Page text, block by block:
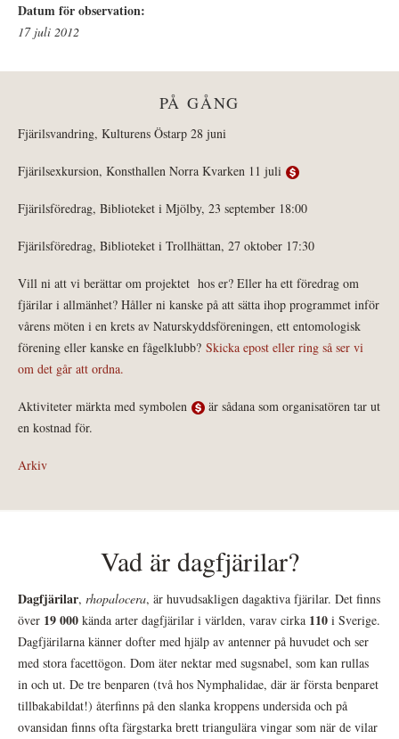
Datum för observation:
17 juli 2012
PÅ GÅNG
Fjärilsvandring, Kulturens Östarp 28 juni
Fjärilsexkursion, Konsthallen Norra Kvarken 11 juli
Fjärilsföredrag, Biblioteket i Mjölby, 23 september 18:00
Fjärilsföredrag, Biblioteket i Trollhättan, 27 oktober 17:30
Vill ni att vi berättar om projektet hos er? Eller ha ett föredrag om
fjärilar i allmänhet? Håller ni kanske på att sätta ihop programmet inför
vårens möten i en krets av Naturskyddsföreningen, ett entomologisk
förening eller kanske en fågelklubb? Skicka epost eller ring så ser vi
om det går att ordna.
Aktiviteter märkta med symbolen
är sådana som organisatören tar ut
en kostnad för.
Arkiv
Vad är dagfjärilar?
Dagfjärilar, rhopalocera, är huvudsakligen dagaktiva fjärilar. Det finns
över 19 000 kända arter dagfjärilar i världen, varav cirka 110 i Sverige.
Dagfjärilarna känner dofter med hjälp av antenner på huvudet och ser
med stora facettögon. Dom äter nektar med sugsnabel, som kan rullas
in och ut. De tre benparen (två hos Nymphalidae, där är första benparet
tillbakabildat!) återfinns på den slanka kroppens undersida och på
ovansidan finns ofta färgstarka brett triangulära vingar som när de vilar